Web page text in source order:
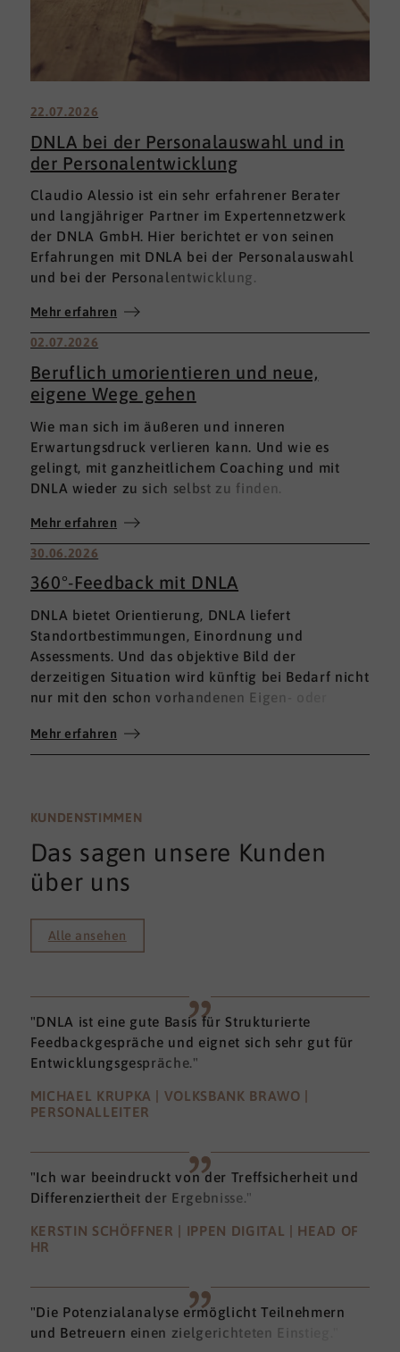
22.07.2026
DNLA bei der Personalauswahl und in
der Personalentwicklung
Claudio Alessio ist ein sehr erfahrener Berater
und langjähriger Partner im Expertennetzwerk
der DNLA GmbH. Hier berichtet er von seinen
Erfahrungen mit DNLA bei der Personalauswahl
und bei der Personalentwicklung.
Mehr erfahren
02.07.2026
Beruflich umorientieren und neue,
eigene Wege gehen
Wie man sich im äußeren und inneren
Erwartungsdruck verlieren kann. Und wie es
gelingt, mit ganzheitlichem Coaching und mit
DNLA wieder zu sich selbst zu finden.
Mehr erfahren
30.06.2026
360°-Feedback mit DNLA
DNLA bietet Orientierung, DNLA liefert
Standortbestimmungen, Einordnung und
Assessments. Und das objektive Bild der
derzeitigen Situation wird künftig bei Bedarf nicht
nur mit den schon vorhandenen Eigen- oder
umfassenden 360°-Feedback.
Mehr erfahren
KUNDENSTIMMEN
Das sagen unsere Kunden
über uns
Alle ansehen
"DNLA ist eine gute Basis für Strukturierte
Feedbackgespräche und eignet sich sehr gut für
Entwicklungsgespräche."
MICHAEL KRUPKA | VOLKSBANK BRAWO |
PERSONALLEITER
"Ich war beeindruckt von der Treffsicherheit und
Differenziertheit der Ergebnisse."
KERSTIN SCHÖFFNER | IPPEN DIGITAL | HEAD OF
HR
"Die Potenzialanalyse ermöglicht Teilnehmern
und Betreuern einen zielgerichteten Einstieg."